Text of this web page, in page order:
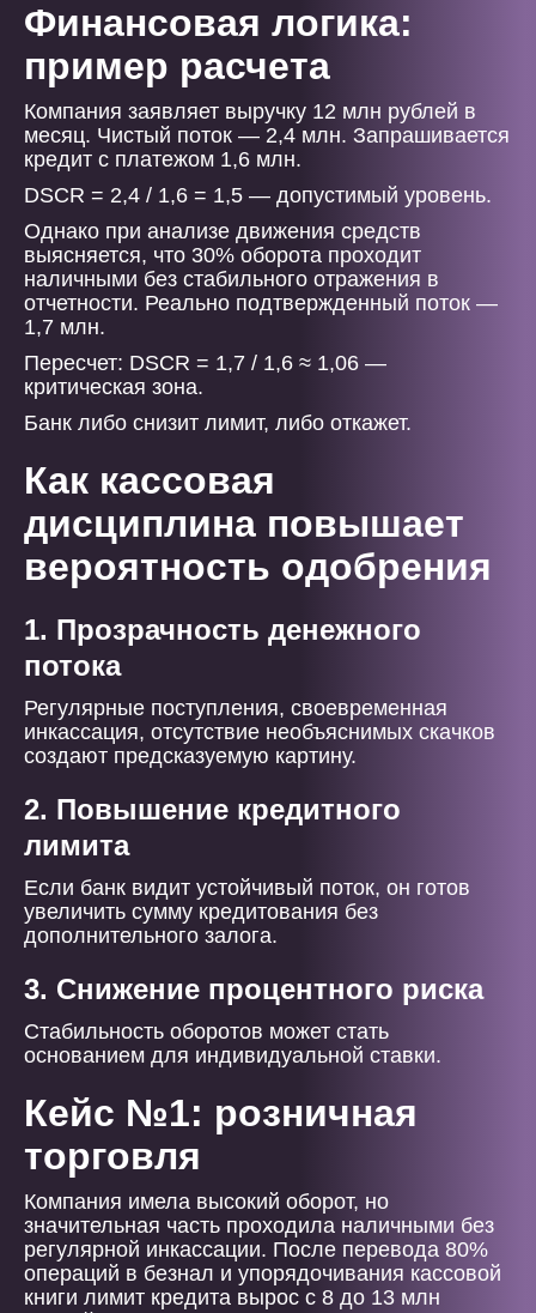
Финансовая логика:
пример расчета
Компания заявляет выручку 12 млн рублей в
месяц. Чистый поток — 2,4 млн. Запрашивается
кредит с платежом 1,6 млн.
DSCR = 2,4 / 1,6 = 1,5 — допустимый уровень.
Однако при анализе движения средств
выясняется, что 30% оборота проходит
наличными без стабильного отражения в
отчетности. Реально подтвержденный поток —
1,7 млн.
Пересчет: DSCR = 1,7 / 1,6 ≈ 1,06 —
критическая зона.
Банк либо снизит лимит, либо откажет.
Как кассовая
дисциплина повышает
вероятность одобрения
1. Прозрачность денежного
потока
Регулярные поступления, своевременная
инкассация, отсутствие необъяснимых скачков
создают предсказуемую картину.
2. Повышение кредитного
лимита
Если банк видит устойчивый поток, он готов
увеличить сумму кредитования без
дополнительного залога.
3. Снижение процентного риска
Стабильность оборотов может стать
основанием для индивидуальной ставки.
Кейс №1: розничная
торговля
Компания имела высокий оборот, но
значительная часть проходила наличными без
регулярной инкассации. После перевода 80%
операций в безнал и упорядочивания кассовой
книги лимит кредита вырос с 8 до 13 млн